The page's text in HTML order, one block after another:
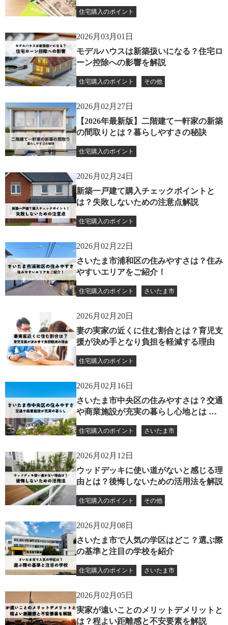
住宅購入のポイント
2026月03月01日
モデルハウスは新築扱いになる？住宅ロ
ーン控除への影響を解説
住宅購入のポイント その他
2026月02月27日
【2026年最新版】二階建て一軒家の新築
の間取りとは？暮らしやすさの秘訣
住宅購入のポイント
2026月02月24日
新築一戸建て購入チェックポイントと
は？失敗しないための注意点解説
住宅購入のポイント
2026月02月22日
さいたま市浦和区の住みやすさは？住み
やすいエリアをご紹介！
住宅購入のポイント さいたま市
2026月02月20日
妻の実家の近くに住む割合とは？育児支
援が決め手となり負担を軽減する理由
住宅購入のポイント
2026月02月16日
さいたま市中央区の住みやすさは？交通
や商業施設が充実の暮らし心地とは 記
住宅購入のポイント さいたま市
2026月02月12日
ウッドデッキに使い道がないと感じる理
由とは？後悔しないための活用法を解説
住宅購入のポイント その他
2026月02月08日
さいたま市で人気の学区はどこ？選ぶ際
の基準と注目の学校を紹介
住宅購入のポイント さいたま市
2026月02月05日
実家が遠いことのメリットデメリットと
は？程よい距離感と不安要素を解説